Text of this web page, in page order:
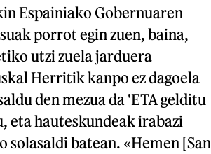
Espainiako Gobernuaren
porrot egin zuen, baina,
utzi zuela jarduera
Herritik kanpo ez dagoela
den mezua da 'ETA gelditu
eta hauteskundeak irabazi
batean. «Hemen [San